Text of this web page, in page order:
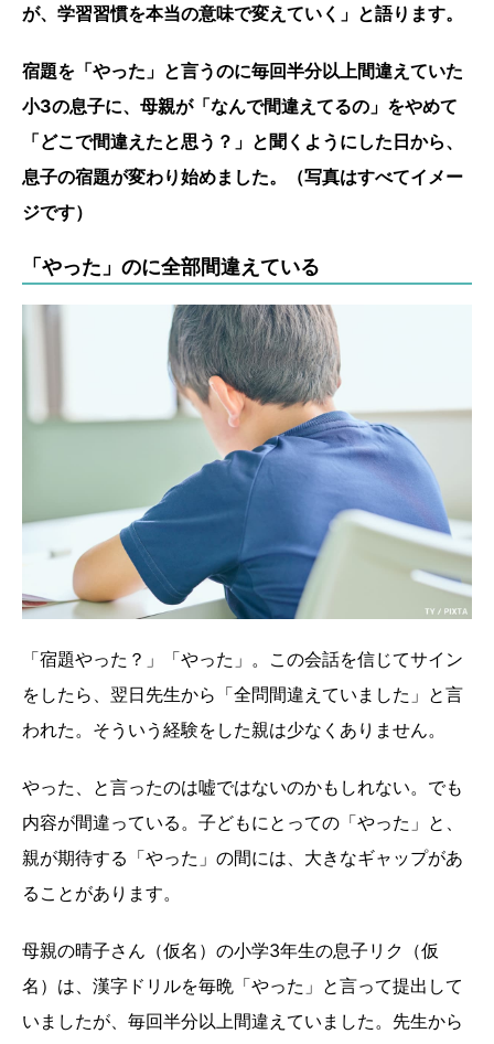
が、学習習慣を本当の意味で変えていく」と語ります。
宿題を「やった」と言うのに毎回半分以上間違えていた
小3の息子に、母親が「なんで間違えてるの」をやめて
「どこで間違えたと思う？」と聞くようにした日から、
息子の宿題が変わり始めました。（写真はすべてイメー
ジです）
「やった」のに全部間違えている
「宿題やった？」「やった」。この会話を信じてサイン
をしたら、翌日先生から「全問間違えていました」と言
われた。そういう経験をした親は少なくありません。
やった、と言ったのは嘘ではないのかもしれない。でも
内容が間違っている。子どもにとっての「やった」と、
親が期待する「やった」の間には、大きなギャップがあ
ることがあります。
母親の晴子さん（仮名）の小学3年生の息子リク（仮
名）は、漢字ドリルを毎晩「やった」と言って提出して
いましたが、毎回半分以上間違えていました。先生から